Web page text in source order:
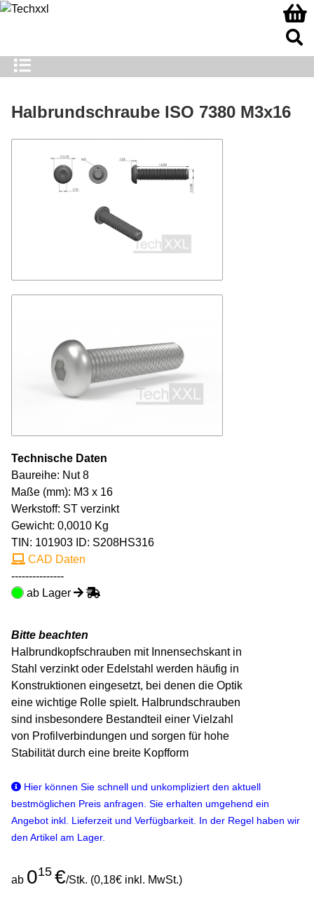
Halbrundschraube ISO 7380 M3x16
Technische Daten
Baureihe: Nut 8
Maße (mm): M3 x 16
Werkstoff: ST verzinkt
Gewicht: 0,0010 Kg
TIN: 101903 ID: S208HS316
CAD Daten
---------------
ab Lager
Bitte beachten
Halbrundkopfschrauben mit Innensechskant in
Stahl verzinkt oder Edelstahl werden häufig in
Konstruktionen eingesetzt, bei denen die Optik
eine wichtige Rolle spielt. Halbrundschrauben
sind insbesondere Bestandteil einer Vielzahl
von Profilverbindungen und sorgen für hohe
Stabilität durch eine breite Kopfform
Hier können Sie schnell und unkompliziert den aktuell
bestmöglichen Preis anfragen. Sie erhalten umgehend ein
Angebot inkl. Lieferzeit und Verfügbarkeit. In der Regel haben wir
den Artikel am Lager.
ab 015 €/Stk. (0,18€ inkl. MwSt.)